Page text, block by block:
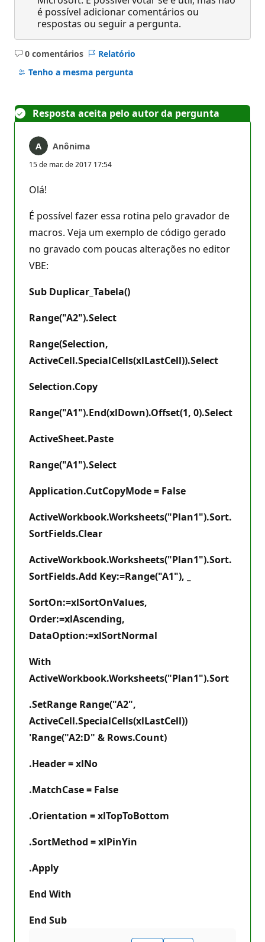
é possível adicionar comentários ou
respostas ou seguir a pergunta.
0 comentários
Sem
comentários
Relatório
Tenho a mesma pergunta
Resposta aceita pelo autor da pergunta
Anônima
15 de mar. de 2017 17:54
Olá!
É possível fazer essa rotina pelo gravador de
macros. Veja um exemplo de código gerado
no gravado com poucas alterações no editor
VBE:
Sub Duplicar_Tabela()
Range("A2").Select
Range(Selection,
ActiveCell.SpecialCells(xlLastCell)).Select
Selection.Copy
Range("A1").End(xlDown).Offset(1, 0).Select
ActiveSheet.Paste
Range("A1").Select
Application.CutCopyMode = False
ActiveWorkbook.Worksheets("Plan1").Sort.
SortFields.Clear
ActiveWorkbook.Worksheets("Plan1").Sort.
SortFields.Add Key:=Range("A1"), _
SortOn:=xlSortOnValues,
Order:=xlAscending,
DataOption:=xlSortNormal
With
ActiveWorkbook.Worksheets("Plan1").Sort
.SetRange Range("A2",
ActiveCell.SpecialCells(xlLastCell))
'Range("A2:D" & Rows.Count)
.Header = xlNo
.MatchCase = False
.Orientation = xlTopToBottom
.SortMethod = xlPinYin
.Apply
End With
End Sub